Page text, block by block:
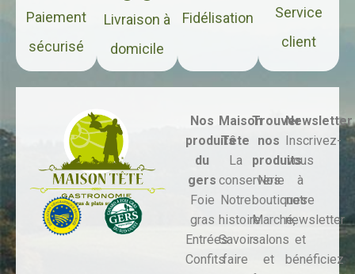
Paiement
sécurisé
Livraison à
domicile
Fidélisation
Service
client
Nos
produits
du
gers
Foie
gras
Entrées
Confits
Maison
Tête
La
conserverie
Notre
histoire
Savoir-
faire
Trouver
nos
produits
Nos
boutiques
Marché,
salons
et
Newsletter
Inscrivez-
vous
à
notre
newsletter
et
bénéficiez